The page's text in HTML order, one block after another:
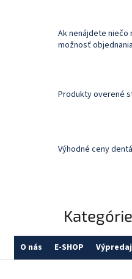
Ak nenájdete niečo
možnosť
Produkty overené
Výhodné ceny
O nás E-SHOP Výpredaj